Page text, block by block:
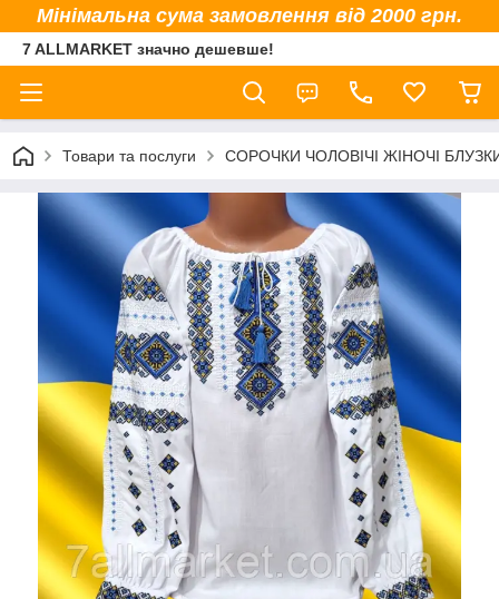
Мінімальна сума замовлення від 2000 грн.
7 ALLMARKET значно дешевше!
Товари та послуги СОРОЧКИ ЧОЛОВІЧІ ЖІНОЧІ